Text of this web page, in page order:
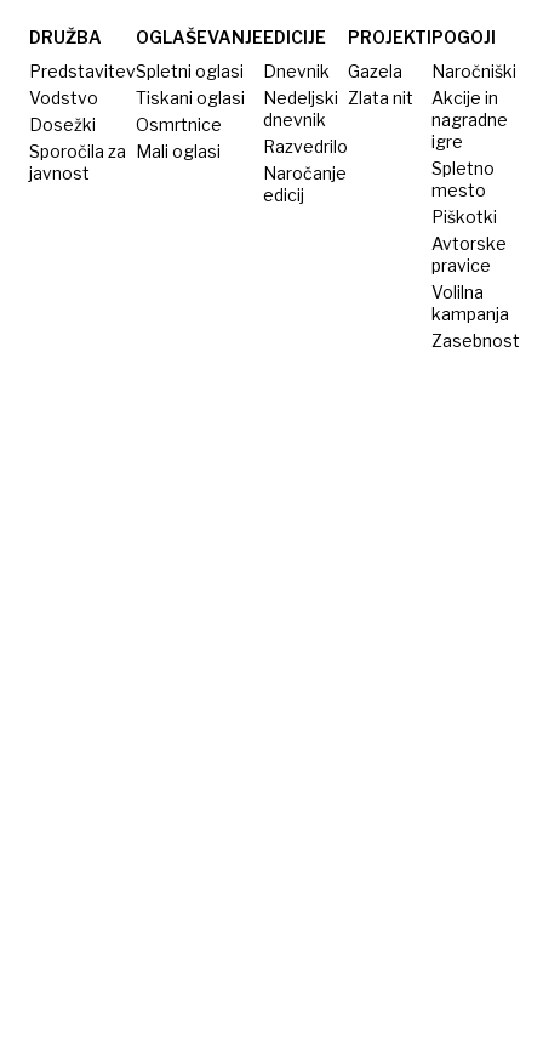
napravah
ohranite
toplino
DRUŽBA
Predstavitev
Vodstvo
Dosežki
Sporočila za
javnost
OGLAŠEVANJE
Spletni oglasi
Tiskani oglasi
Osmrtnice
Mali oglasi
EDICIJE
Dnevnik
Nedeljski
dnevnik
Razvedrilo
Naročanje
edicij
PROJEKTI
Gazela
Zlata nit
POGOJI
Naročniški
Akcije in
nagradne
igre
Spletno
mesto
Piškotki
Avtorske
pravice
Volilna
kampanja
Zasebnost